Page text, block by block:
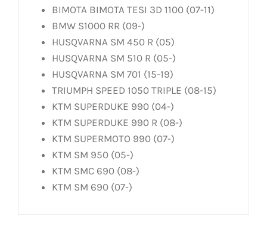
BIMOTA BIMOTA TESI 3D 1100 (07-11)
BMW S1000 RR (09-)
HUSQVARNA SM 450 R (05)
HUSQVARNA SM 510 R (05-)
HUSQVARNA SM 701 (15-19)
TRIUMPH SPEED 1050 TRIPLE (08-15)
KTM SUPERDUKE 990 (04-)
KTM SUPERDUKE 990 R (08-)
KTM SUPERMOTO 990 (07-)
KTM SM 950 (05-)
KTM SMC 690 (08-)
KTM SM 690 (07-)